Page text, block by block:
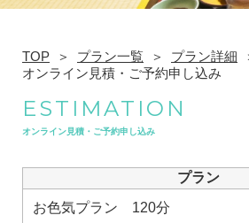
TOP プラン一覧
プラン詳細
オンライン見積・ご予約申し込み
ESTIMATION
オンライン見積・ご予約申し込み
プラン
お色気プラン 120分